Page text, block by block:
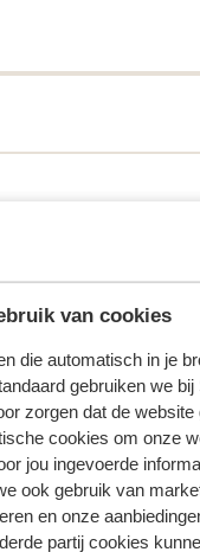
van cookies
die automatisch in je
gebruiken we
zorgen dat de
cookies om onze
jou ingevoerde
ook gebruik van
en onze
partij cookies
oprecht weergeven.
och familjeägt
fint hotell och bra
till allt.
och familjeägt
fint hotell och bra
till allt.
naar het
Met familie